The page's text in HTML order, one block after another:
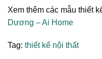
Xem thêm các mẫu thiết
Dương – Ai Home
Tag: thiết kế nội thất